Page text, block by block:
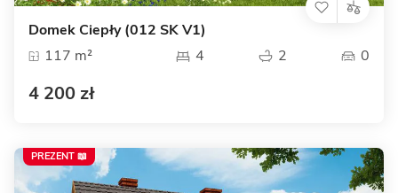
Domek Ciepły (012 SK V1)
117 m²
4 2 0
4 200 zł
PREZENT 📖